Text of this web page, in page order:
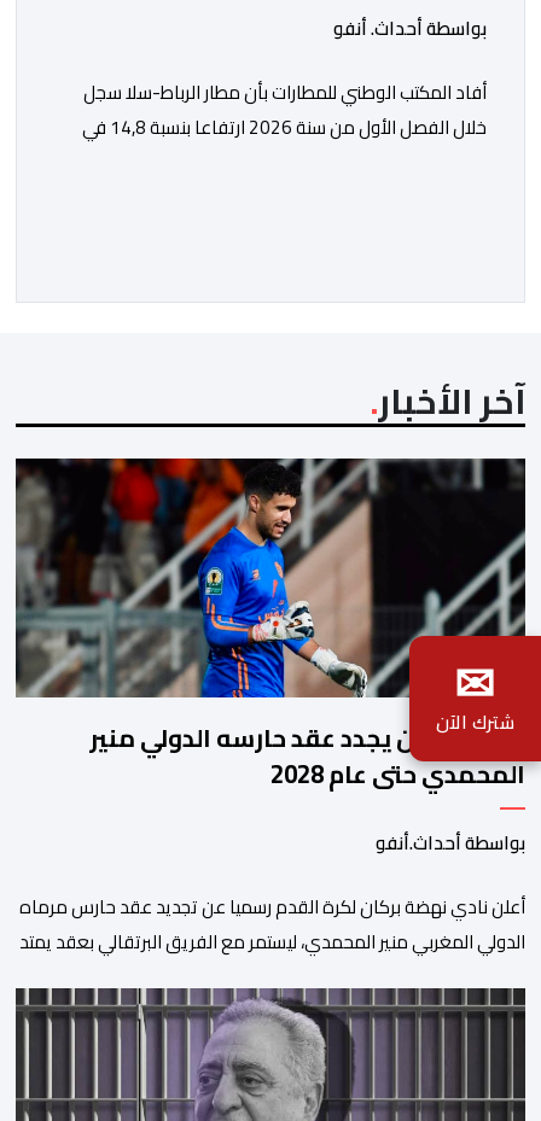
بواسطة أحداث. أنفو
أفاد المكتب الوطني للمطارات بأن مطار الرباط-سلا سجل
خلال الفصل الأول من سنة 2026 ارتفاعا بنسبة 14,8 في
[…]
آخر الأخبار
نهضة بركان يجدد عقد حارسه الدولي منير
المحمدي حتى عام 2028
بواسطة أحداث.أنفو
​أعلن نادي نهضة بركان لكرة القدم رسميا عن تجديد عقد حارس مرماه
الدولي المغربي منير المحمدي، ليستمر مع الفريق البرتقالي بعقد يمتد
على منصات التواصل الاجتماعي، مصحوبا بعبارة “الرحلة مستمرة”، في
إشارة إلى رغبة الإدارة في الحفاظ على ركائز الفريق والتعزيز من
✉
شترك الآن